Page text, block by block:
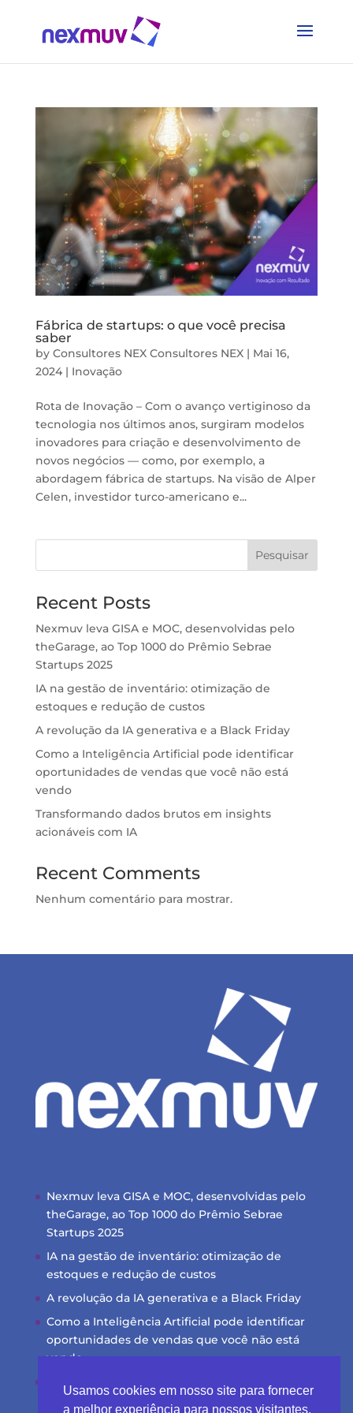
Fábrica de startups: o que você precisa
saber
by Consultores NEX Consultores NEX| Mai 16,
2024| Inovação
Rota de Inovação – Com o avanço vertiginoso da
tecnologia nos últimos anos, surgiram modelos
inovadores para criação e desenvolvimento de
novos negócios — como, por exemplo, a
abordagem fábrica de startups. Na visão de Alper
Celen, investidor turco-americano e...
Pesquisar
Recent Posts
Nexmuv leva GISA e MOC, desenvolvidas pelo
theGarage, ao Top 1000 do Prêmio Sebrae
Startups 2025
IA na gestão de inventário: otimização de
estoques e redução de custos
A revolução da IA generativa e a Black Friday
Como a Inteligência Artificial pode identificar
oportunidades de vendas que você não está
vendo
Transformando dados brutos em insights
acionáveis com IA
Recent Comments
Nenhum comentário para mostrar.
Nexmuv leva GISA e MOC, desenvolvidas pelo
theGarage, ao Top 1000 do Prêmio Sebrae
Startups 2025
IA na gestão de inventário: otimização de
estoques e redução de custos
A revolução da IA generativa e a Black Friday
Como a Inteligência Artificial pode identificar
oportunidades de vendas que você não está
vendo
acionáveis com IA
Usamos cookies em nosso site para fornecer
a melhor experiência para nossos visitantes,